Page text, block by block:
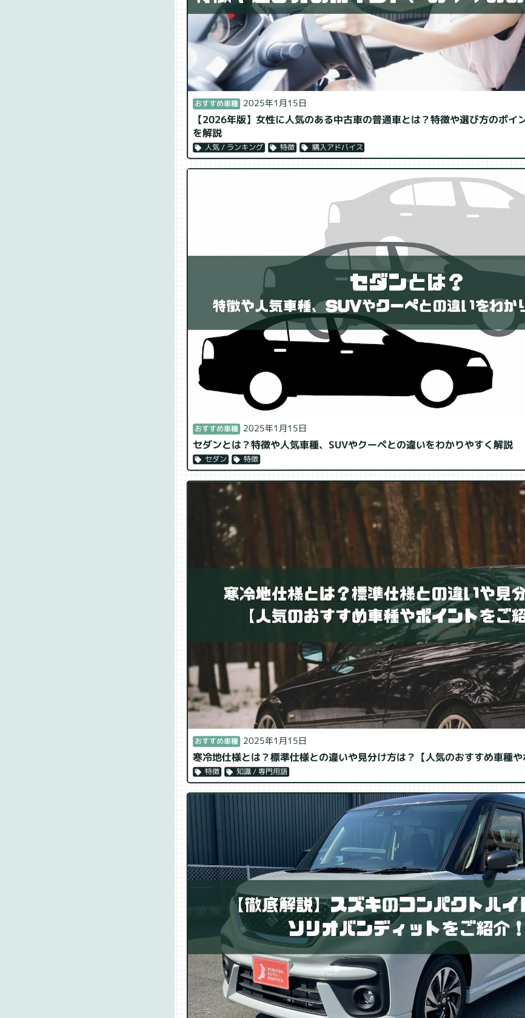
おすすめ車種 2025年1月15日
【2026年版】女性に人気のある中古車の普通車とは？特徴や選び方のポイ
を解説
人気 / ランキング 特徴 購入アドバイス
おすすめ車種 2025年1月15日
セダンとは？特徴や人気車種、SUVやクーペとの違いをわかりやすく解説
セダン 特徴
おすすめ車種 2025年1月15日
寒冷地仕様とは？標準仕様との違いや見分け方は？【人気のおすすめ車種や
特徴 知識 / 専門用語